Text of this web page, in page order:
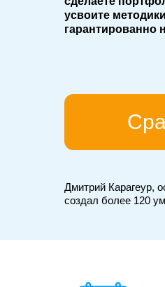
усвоите
гарантированно
Дмитрий Карагеур,
создал более 120